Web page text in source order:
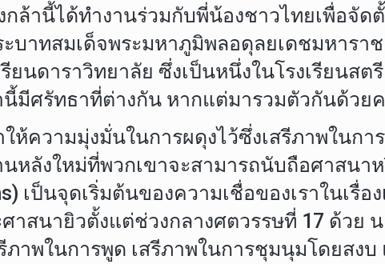
ล้านี้ได้ทำงานร่วมกับพี่น้องชาวไทยเพื่อจั
บาทสมเด็จพระมหาภูมิพลอดุลยเดชมหาร
รียนดาราวิทยาลัย ซึ่งเป็นหนึ่งในโรงเรีย
มีศรัทธาที่ต่างกัน หากแต่มารวมตัวกันด้
ามมุ่งมั่นในการผดุงไว้ซึ่งเสรีภาพในการ
นหลังใหม่ที่พวกเขาจะสามารถนับถือศาส
เป็นจุดเริ่มต้นของความเชื่อของเราในเ
าสนายิวตั้งแต่ช่วงกลางศตวรรษที่ 17 ด้ว
าพในการพูด เสรีภาพในการชุมนุมโดยสง